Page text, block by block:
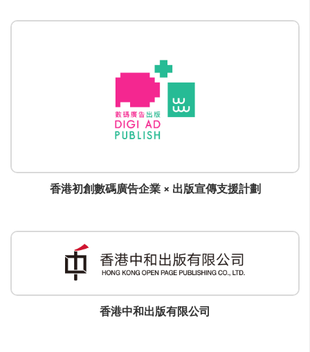
香港初創數碼廣告企業 × 出版宣傳支援計劃
香港中和出版有限公司